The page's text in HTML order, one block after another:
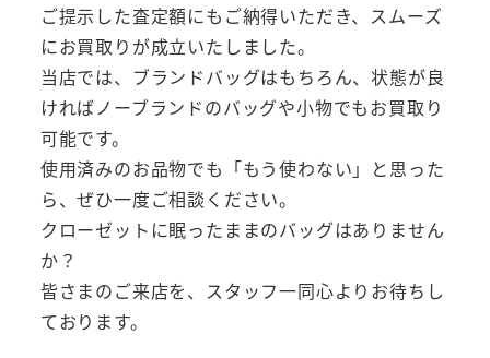
ご提示した査定額にもご納得いただき、スムーズ
にお買取りが成立いたしました。
当店では、ブランドバッグはもちろん、状態が良
ければノーブランドのバッグや小物でもお買取り
可能です。
使用済みのお品物でも「もう使わない」と思った
ら、ぜひ一度ご相談ください。
クローゼットに眠ったままのバッグはありません
か？
皆さまのご来店を、スタッフ一同心よりお待ちし
ております。